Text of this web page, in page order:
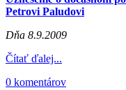
Petrovi Paludovi
Dňa 8.9.2009
Čítať ďalej...
0 komentárov